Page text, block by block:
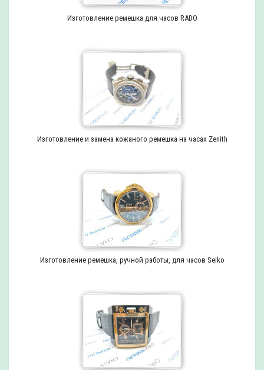
Изготовление ремешка для часов RADO
Изготовление и замена кожаного ремешка на часах Zenith
Изготовление ремешка, ручной работы, для часов Seiko